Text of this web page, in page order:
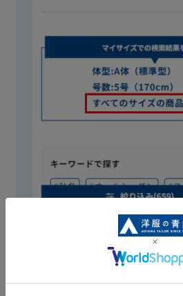
商品一覧ページ、および商
サイズに該当する商品のみ
マイサイズ指定を解除する